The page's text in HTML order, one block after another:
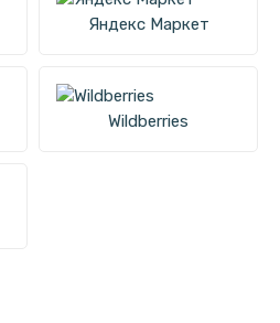
Яндекс Маркет
Wildberries